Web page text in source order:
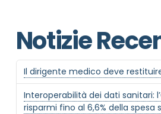
Notizie
Il dirigente medico deve
Interoperabilità dei dati sanitari:
risparmi fino al 6,6% della spesa